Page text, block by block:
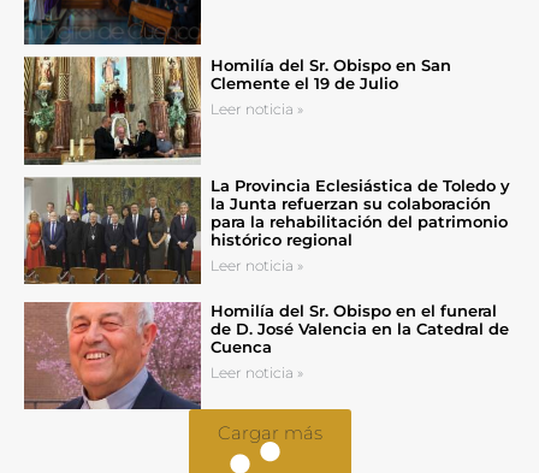
Homilía del Sr. Obispo en San
Clemente el 19 de Julio
Leer noticia »
La Provincia Eclesiástica de Toledo y
la Junta refuerzan su colaboración
para la rehabilitación del patrimonio
histórico regional
Leer noticia »
Homilía del Sr. Obispo en el funeral
de D. José Valencia en la Catedral de
Cuenca
Leer noticia »
Cargar más